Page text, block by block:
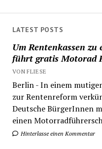
LATEST POSTS
Um Rentenkassen
führt gratis Motorad
VON FLIESE
Berlin - In einem
zur Rentenreform
Deutsche BürgerInnen
einen
Hinterlasse einen Kommentar